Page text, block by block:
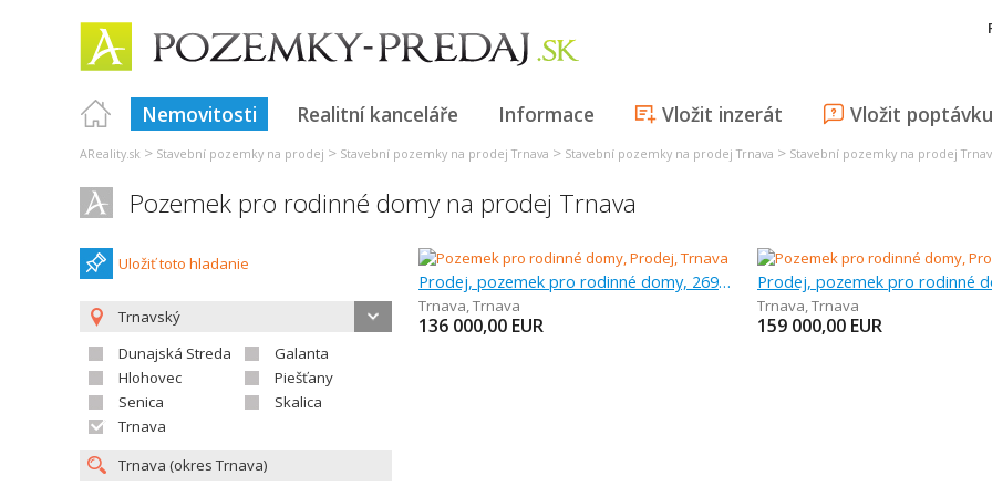
Nemovitosti Realitní kanceláře Informace Vložit inzerát Vložit poptávku
AReality.sk > Stavební pozemky na prodej > Stavební pozemky na prodej Trnava > Stavební pozemky na prodej Trnava > Stavební pozemky na prodej
Pozemek pro rodinné domy na prodej Trnava
Uložiť toto hladanie
Trnavský
Dunajská Streda
Galanta
Hlohovec
Piešťany
Senica
Skalica
Trnava
Prodej, pozemek pro rodinné domy, 269 m
Trnava,Trnava
136 000,00 EUR
Trnava,Trnava
159 000,00 EUR